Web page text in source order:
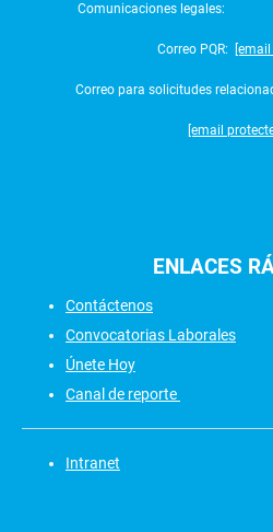
Comunicaciones legales:
Correo PQR:
Correo para solicitudes
[email
ENLACES
Contáctenos
Convocatorias Laborales
Únete Hoy
Canal de reporte
Intranet